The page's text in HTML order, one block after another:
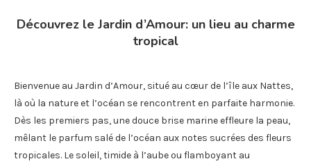
Découvrez le Jardin d’Amour: un lieu au charme
tropical
Bienvenue au Jardin d’Amour, situé au cœur de l’île aux Nattes,
là où la nature et l’océan se rencontrent en parfaite harmonie.
Dès les premiers pas, une douce brise marine effleure la peau,
mêlant le parfum salé de l’océan aux notes sucrées des fleurs
tropicales. Le soleil, timide à l’aube ou flamboyant au